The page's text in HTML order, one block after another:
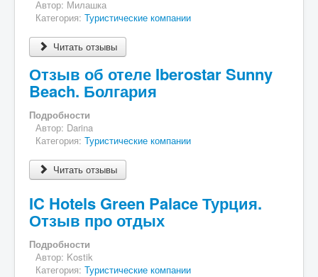
Автор: Милашка
Категория: Туристические компании
Читать отзывы
Отзыв об отеле Iberostar Sunny
Beach. Болгария
Подробности
Автор: Darina
Категория: Туристические компании
Читать отзывы
IC Hotels Green Palace Турция.
Отзыв про отдых
Подробности
Автор: Kostik
Категория: Туристические компании